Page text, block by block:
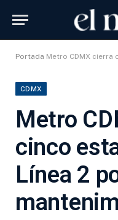
Portada Metro CDMX cierra cinco
CDMX
Metro
cinco
Línea 2